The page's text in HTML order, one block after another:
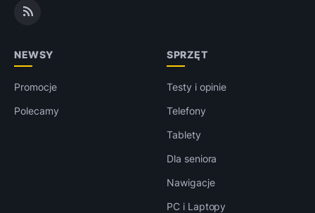
NEWSY
Promocje
Polecamy
SPRZĘT
Testy i opinie
Telefony
Tablety
Dla seniora
Nawigacje
PC i Laptopy